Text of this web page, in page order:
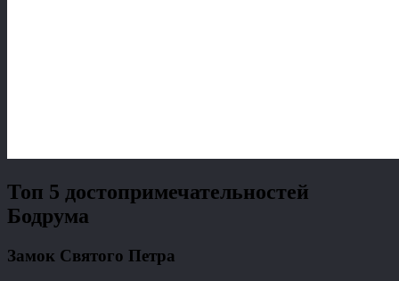
Топ 5 достопримечательностей
Бодрума
Замок Святого Петра